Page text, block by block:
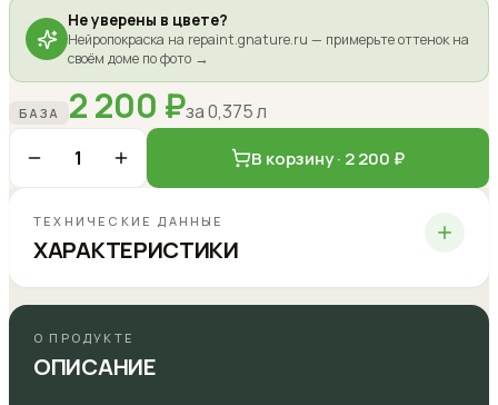
Не уверены в цвете?
Нейропокраска на repaint.gnature.ru — примерьте оттенок на
своём доме по фото →
БАЗА 2 200 ₽за0,375л
1
В корзину · 2 200 ₽
ТЕХНИЧЕСКИЕ ДАННЫЕ
ХАРАКТЕРИСТИКИ
О ПРОДУКТЕ
ОПИСАНИЕ